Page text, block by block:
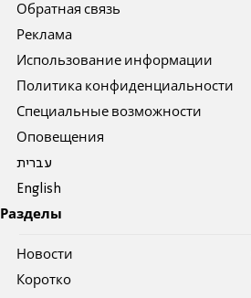
Обратная связь
Реклама
Использование информации
Политика конфиденциальности
Специальные возможности
Оповещения
עברית
English
Разделы
Новости
Коротко